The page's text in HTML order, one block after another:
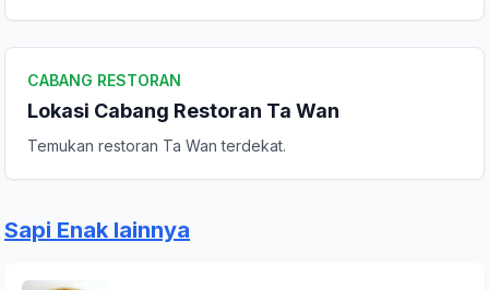
CABANG RESTORAN
Lokasi Cabang Restoran Ta Wan
Temukan restoran Ta Wan terdekat.
Sapi Enak lainnya